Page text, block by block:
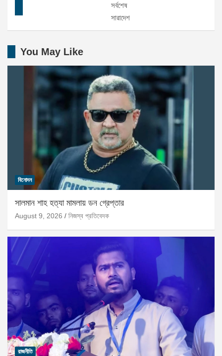
সর্বশেষ
সারাদেশ
You May Like
বিনোদন
সালমান শাহ হত্যা মামলায় ডন গ্রেপ্তার
August 9, 2026 নিজস্ব প্রতিবেদক
রাজনীতি